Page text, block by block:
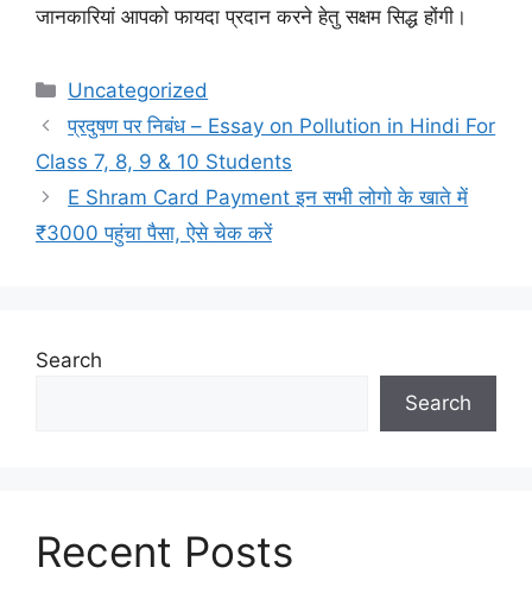
जानकारियां आपको फायदा प्रदान करने हेतु सक्षम सिद्ध होंगी।
Categories
Uncategorized
प्रदुषण पर निबंध – Essay on Pollution in Hindi For
Class 7, 8, 9 & 10 Students
E Shram Card Payment इन सभी लोगो के खाते में
₹3000 पहुंचा पैसा, ऐसे चेक करें
Search
Search
Recent Posts